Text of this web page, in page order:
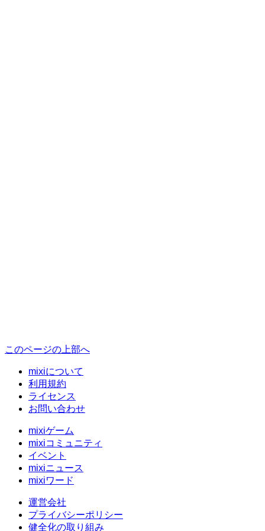
このページの上部へ
mixiについて
利用規約
ライセンス
お問い合わせ
mixiゲーム
mixiコミュニティ
イベント
mixiニュース
mixiワード
運営会社
プライバシーポリシー
健全化の取り組み